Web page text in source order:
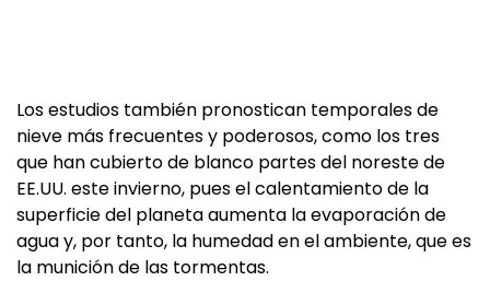
Los estudios también pronostican temporales de
nieve más frecuentes y poderosos, como los tres
que han cubierto de blanco partes del noreste de
EE.UU. este invierno, pues el calentamiento de la
superficie del planeta aumenta la evaporación de
agua y, por tanto, la humedad en el ambiente, que es
la munición de las tormentas.